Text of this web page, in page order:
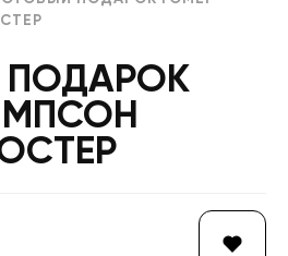
ПОДАРОК